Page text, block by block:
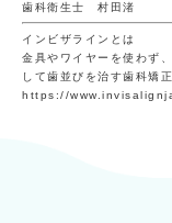
歯科衛生士 村田渚
インビザラインとは
金具やワイヤーを使わず
して歯並びを治す歯科矯正
https://